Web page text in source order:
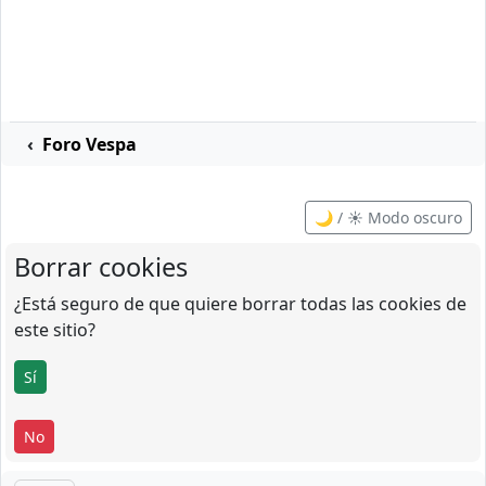
Foro Vespa
🌙 / ☀️ Modo oscuro
Borrar cookies
¿Está seguro de que quiere borrar todas las cookies de
este sitio?